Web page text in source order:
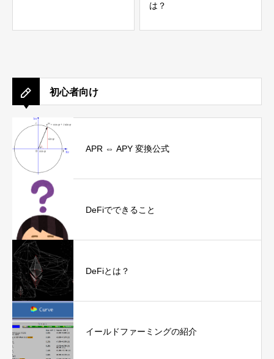
は？
初心者向け
APR ⇔ APY 変換公式
DeFiでできること
DeFiとは？
イールドファーミングの紹介